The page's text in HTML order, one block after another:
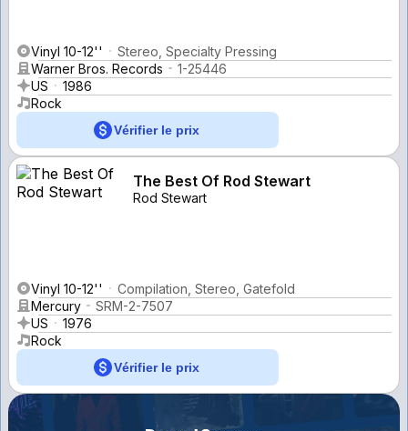
Vinyl 10-12''
Stereo, Specialty Pressing
Warner Bros. Records
1-25446
US
1986
Rock
Vérifier le prix
The Best Of Rod Stewart
Rod Stewart
Vinyl 10-12''
Compilation, Stereo, Gatefold
Mercury
SRM-2-7507
US
1976
Rock
Vérifier le prix